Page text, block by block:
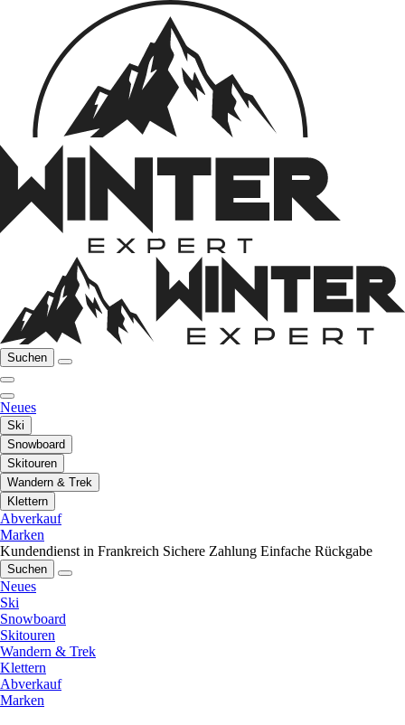
Suchen
Neues
Ski
Snowboard
Skitouren
Wandern & Trek
Klettern
Abverkauf
Marken
Kundendienst in Frankreich Sichere Zahlung Einfache Rückgabe
Suchen
Neues
Ski
Snowboard
Skitouren
Wandern & Trek
Klettern
Abverkauf
Marken